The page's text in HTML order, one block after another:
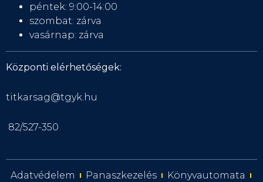
péntek: 9:00-14:00
szombat: zárva
vasárnap: zárva
Központi elérhetőségek:
titkarsag@tgyk.hu
82/527-350
Adatvédelem Panaszkezelés
Könyvautomata